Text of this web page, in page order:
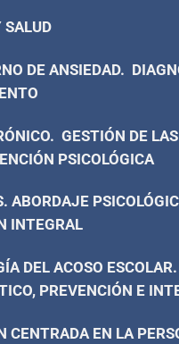
SALUD
DE ANSIEDAD.
GESTIÓN DE
PSICOLÓGICA
ABORDAJE
INTEGRAL
DEL ACOSO ESCOLAR.
PREVENCIÓN E
CENTRADA EN LA